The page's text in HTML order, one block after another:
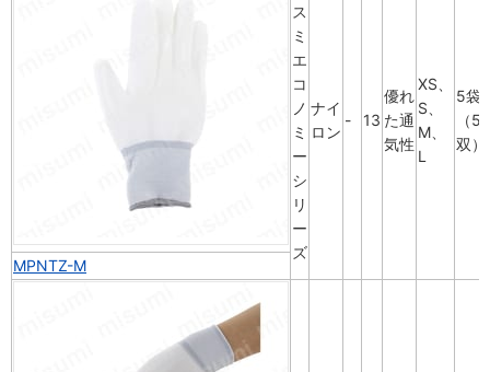
ス
ミ
エ
コ
ノ
ミ
ー
シ
リ
ー
ズ
ナイ
ロン
- 13
優れ
た通
気性
XS、
S、
M、
L
5袋
（50
双）
MPNTZ-M